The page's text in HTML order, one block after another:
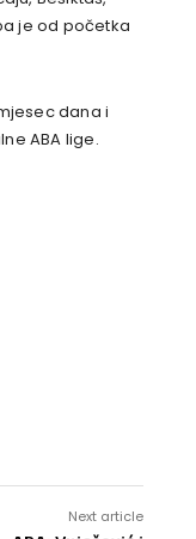
je od početka
dana i
ABA lige.
Next article